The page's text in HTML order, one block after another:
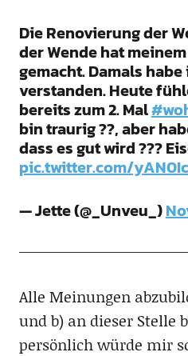
Die Renovierung der
der Wende hat
gemacht. Damals
verstanden. Heute
bereits zum 2. Mal
bin traurig ??, aber
dass es gut wird ???
pic.twitter.com/
— Jette (@_Unveu_)
Alle Meinungen
und b) an dieser Stelle
persönlich würde mir